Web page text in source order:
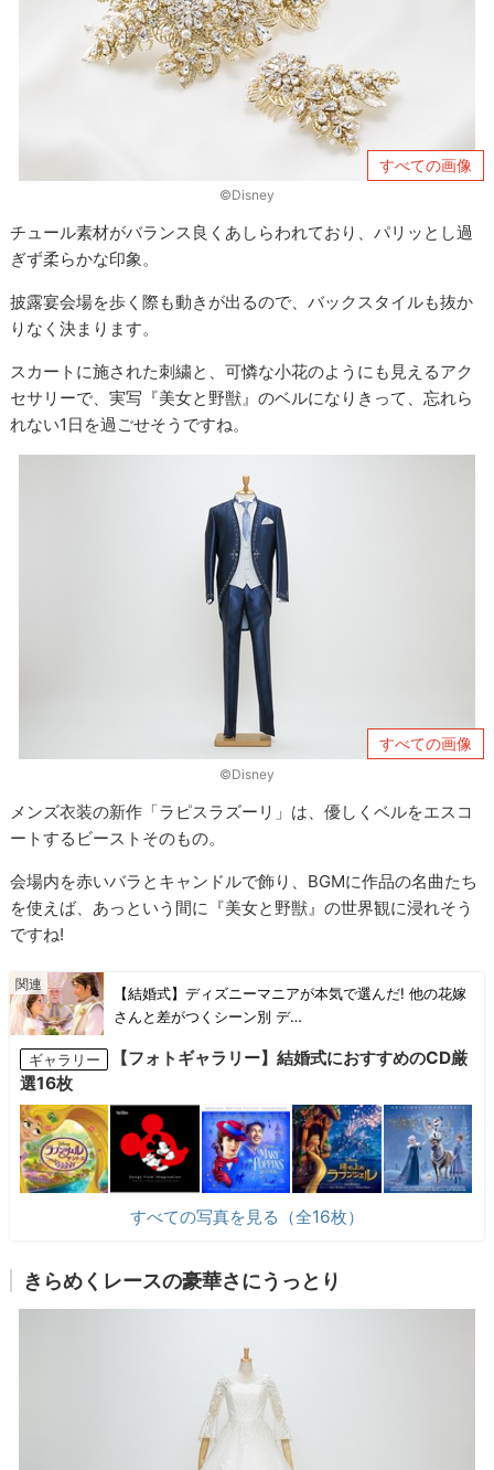
すべての画像
©Disney
チュール素材がバランス良くあしらわれており、パリッとし過
ぎず柔らかな印象。
披露宴会場を歩く際も動きが出るので、バックスタイルも抜か
りなく決まります。
スカートに施された刺繍と、可憐な小花のようにも見えるアク
セサリーで、実写『美女と野獣』のベルになりきって、忘れら
れない1日を過ごせそうですね。
すべての画像
©Disney
メンズ衣装の新作「ラピスラズーリ」は、優しくベルをエスコ
ートするビーストそのもの。
会場内を赤いバラとキャンドルで飾り、BGMに作品の名曲たち
を使えば、あっという間に『美女と野獣』の世界観に浸れそう
ですね!
【結婚式】ディズニーマニアが本気で選んだ! 他の花嫁
さんと差がつくシーン別 デ…
ギャラリー
【フォトギャラリー】結婚式におすすめのCD厳
選16枚
すべての写真を見る（全16枚）
きらめくレースの豪華さにうっとり